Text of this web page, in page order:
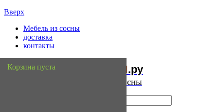
Вверх
Мебель из сосны
доставка
контакты
Мебель Сосны.ру
Интернет магазин мебели из сосны
Корзина пуста